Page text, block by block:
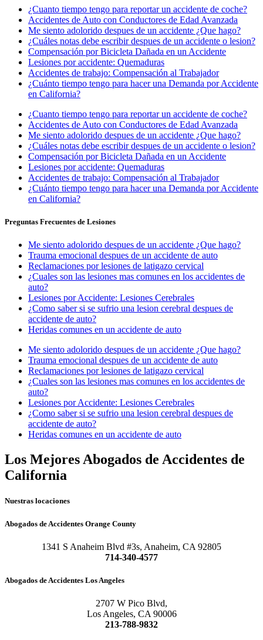
¿Cuanto tiempo tengo para reportar un accidente de coche?
Accidentes de Auto con Conductores de Edad Avanzada
Me siento adolorido despues de un accidente ¿Que hago?
¿Cuáles notas debe escribir despues de un accidente o lesion?
Compensación por Bicicleta Dañada en un Accidente
Lesiones por accidente: Quemaduras
Accidentes de trabajo: Compensación al Trabajador
¿Cuánto tiempo tengo para hacer una Demanda por Accidente
en California?
¿Cuanto tiempo tengo para reportar un accidente de coche?
Accidentes de Auto con Conductores de Edad Avanzada
Me siento adolorido despues de un accidente ¿Que hago?
¿Cuáles notas debe escribir despues de un accidente o lesion?
Compensación por Bicicleta Dañada en un Accidente
Lesiones por accidente: Quemaduras
Accidentes de trabajo: Compensación al Trabajador
¿Cuánto tiempo tengo para hacer una Demanda por Accidente
en California?
Preguntas Frecuentes de Lesiones
Me siento adolorido despues de un accidente ¿Que hago?
Trauma emocional despues de un accidente de auto
Reclamaciones por lesiones de latigazo cervical
¿Cuales son las lesiones mas comunes en los accidentes de
auto?
Lesiones por Accidente: Lesiones Cerebrales
¿Como saber si se sufrio una lesion cerebral despues de
accidente de auto?
Heridas comunes en un accidente de auto
Me siento adolorido despues de un accidente ¿Que hago?
Trauma emocional despues de un accidente de auto
Reclamaciones por lesiones de latigazo cervical
¿Cuales son las lesiones mas comunes en los accidentes de
auto?
Lesiones por Accidente: Lesiones Cerebrales
¿Como saber si se sufrio una lesion cerebral despues de
accidente de auto?
Heridas comunes en un accidente de auto
Los Mejores Abogados de Accidentes de
California
Nuestras locaciones
Abogados de Accidentes Orange County
1341 S Anaheim Blvd #3s, Anaheim, CA 92805
714-340-4577
Abogados de Accidentes Los Angeles
2707 W Pico Blvd,
Los Angeles, CA 90006
213-788-9832